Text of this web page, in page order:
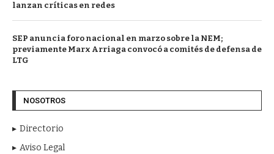
lanzan críticas en redes
SEP anuncia foro nacional en marzo sobre la NEM;
previamente Marx Arriaga convocó a comités de defensa de
LTG
NOSOTROS
Directorio
Aviso Legal